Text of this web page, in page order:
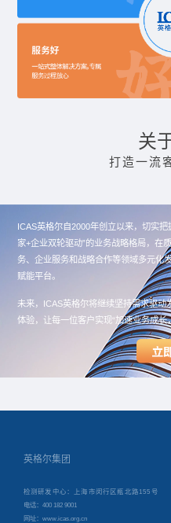
关
打造一流
ICAS英格尔自2000年创立以来，切实
家+企业双轮驱动”的业务战略格局，在
务、企业服务和战略合作等领域多元化
赋能平台。
未来，ICAS英格尔将继续坚持需求驱
体验，让每一位客户实现“加速业务成
英格尔集团
检测研发中心：上海市闵行区瓶北路155号
电话：400 182 9001
网址：www.icas.org.cn